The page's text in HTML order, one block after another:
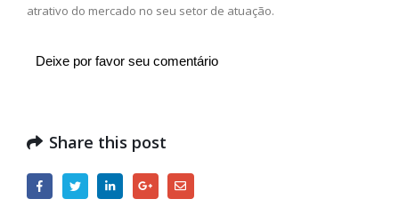
atrativo do mercado no seu setor de atuação.
Deixe por favor seu comentário
Share this post